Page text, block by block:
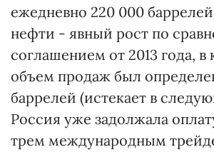
ежедневно 220 000
нефти - явный рост по
соглашением от 2013 года, в
объем продаж был
баррелей (истекает в
Россия уже задолжала
трем международным